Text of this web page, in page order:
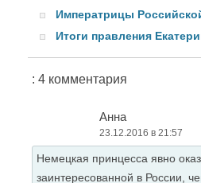
Императрицы
Итоги правления
: 4 комментария
Анна
23.12.2016 в 21:57
Немецкая принцесса явно
заинтересованной в России,